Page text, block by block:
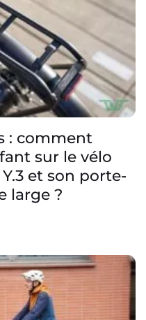
: comment
sur le vélo
et son porte-
large ?